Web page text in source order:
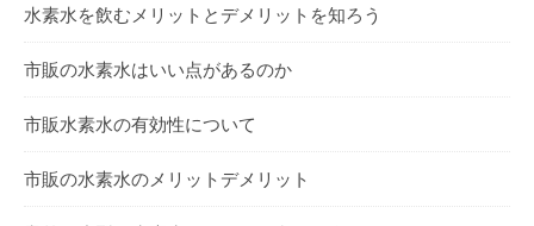
水素水を飲むメリットとデメリットを知ろう
市販の水素水はいい点があるのか
市販水素水の有効性について
市販の水素水のメリットデメリット